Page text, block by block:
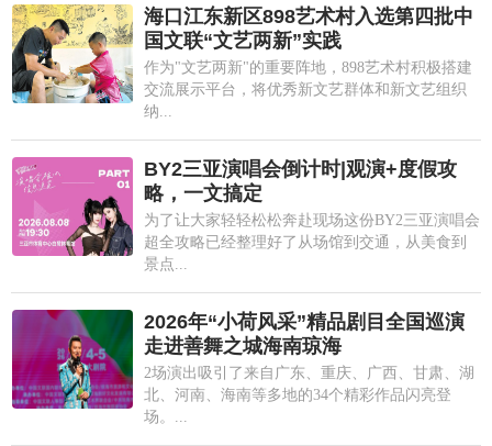
海口江东新区898艺术村入选第四批中
国文联“文艺两新”实践
作为"文艺两新"的重要阵地，898艺术村积极搭建
交流展示平台，将优秀新文艺群体和新文艺组织
纳...
BY2三亚演唱会倒计时|观演+度假攻
略，一文搞定
为了让大家轻轻松松奔赴现场这份BY2三亚演唱会
超全攻略已经整理好了从场馆到交通，从美食到
景点...
2026年“小荷风采”精品剧目全国巡演
走进善舞之城海南琼海
2场演出吸引了来自广东、重庆、广西、甘肃、湖
北、河南、海南等多地的34个精彩作品闪亮登
场。...